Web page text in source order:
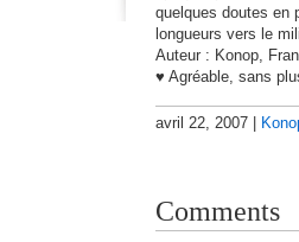
quelques doutes en
longueurs vers le
Auteur : Konop,
♥ Agréable, sans
avril 22, 2007 |
Comments